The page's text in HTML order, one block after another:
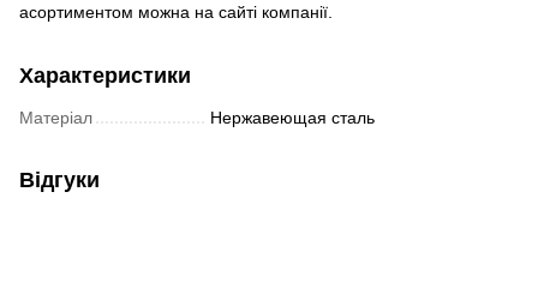
асортиментом можна на сайті компанії.
Характеристики
Матеріал Нержавеющая сталь
Відгуки